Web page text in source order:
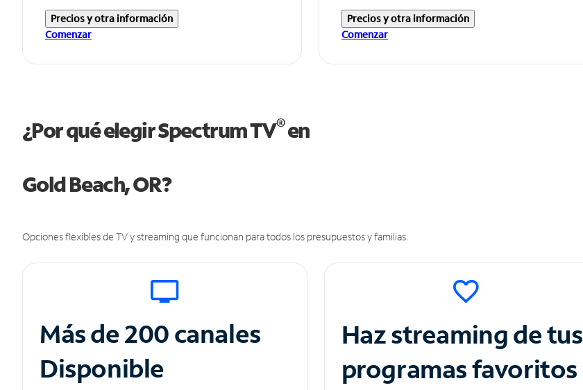
Precios y otra información
Comenzar
Precios y otra información
Comenzar
¿Por qué elegir Spectrum TV®en
Gold Beach, OR?
Opciones flexibles de TV y streaming que funcionan para todos los presupuestos y familias.
Más de 200 canales
Disponible
Haz streaming de tus
programas favoritos